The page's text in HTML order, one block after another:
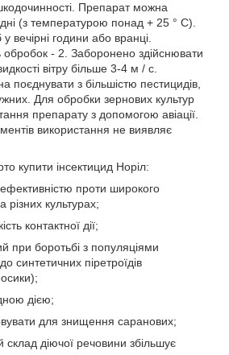
Препарат можна
дні (з температурою понад + 25 ° С).
вечірні години або вранці.
обробок - 2. Заборонено здійснювати
вітру більше 3-4 м / с.
поєднувати з більшістю пестицидів,
Для обробки зернових культур
препарату з допомогою авіації.
використання не виявляє
купити інсектицид Норіл:
проти широкого
різних культурах;
контактної дії;
при боротьбі з популяціями
до синтетичних піретроїдів
дією;
для знищення саранових;
діючої речовини збільшує